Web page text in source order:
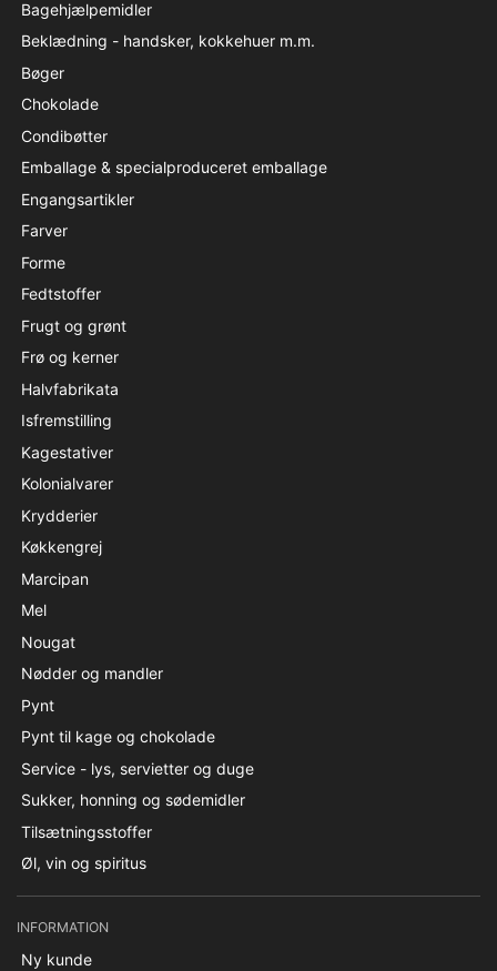
Bagehjælpemidler
Beklædning - handsker, kokkehuer m.m.
Bøger
Chokolade
Condibøtter
Emballage & specialproduceret emballage
Engangsartikler
Farver
Forme
Fedtstoffer
Frugt og grønt
Frø og kerner
Halvfabrikata
Isfremstilling
Kagestativer
Kolonialvarer
Krydderier
Køkkengrej
Marcipan
Mel
Nougat
Nødder og mandler
Pynt
Pynt til kage og chokolade
Service - lys, servietter og duge
Sukker, honning og sødemidler
Tilsætningsstoffer
Øl, vin og spiritus
INFORMATION
Ny kunde